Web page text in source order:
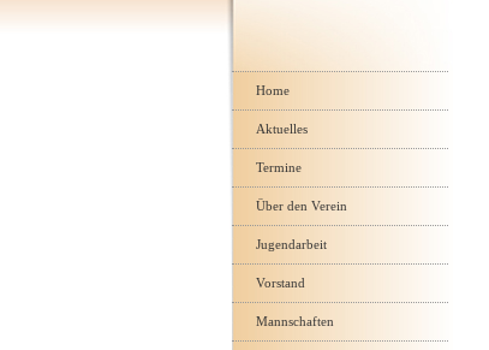
Navigation
überspringen
Home
Aktuelles
Termine
Über den Verein
Jugendarbeit
Vorstand
Mannschaften